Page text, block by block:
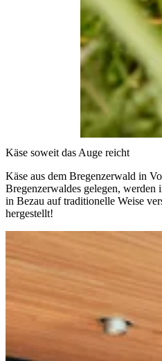
Käse soweit das Auge reicht
Käse aus dem Bregenzerwald in
Bregenzerwaldes gelegen, werden
in Bezau auftraditionelle Weise
hergestellt!